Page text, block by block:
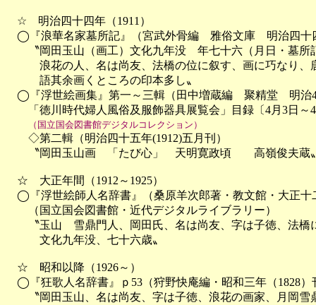
☆　明治四十四年（1911）
◯『浪華名家墓所記』（宮武外骨編　雅俗文庫　明治四十
〝岡田玉山（画工）文化九年没　年七十六（月日・墓所
浪花の人、名は尚友、法橋の位に叙す、画に巧なり、
語其余画くところの印本多し〟
◯『浮世絵画集』第一～三輯（田中増蔵編　聚精堂　明治
「徳川時代婦人風俗及服飾器具展覧会」目録〔4月3日～4
（国立国会図書館デジタルコレクション）
◇第二輯（明治四十五年(1912)五月刊）
〝岡田玉山画　「たび心」　天明寛政頃　　高嶺俊夫蔵
☆　大正年間（1912～1925）
◯『浮世絵師人名辞書』（桑原羊次郎著・教文館・大正十
（国立国会図書館・近代デジタルライブラリー）
〝玉山　雪鼎門人、岡田氏、名は尚友、字は子徳、法橋
文化九年没、七十六歳〟
☆　昭和以降（1926～）
◯『狂歌人名辞書』ｐ53（狩野快庵編・昭和三年（1828）
〝岡田玉山、名は尚友、字は子徳、浪花の画家、月岡雪